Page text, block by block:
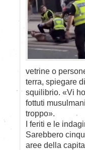
vetrine o
terra, spiegare
squilibrio. «Vi
fottuti
troppo».
I feriti e le
Sarebbero
aree della